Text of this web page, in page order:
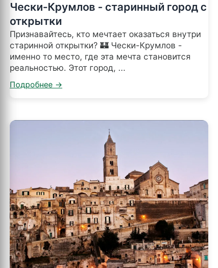
Чески-Крумлов - старинный город с
открытки
Признавайтесь, кто мечтает оказаться внутри
старинной открытки? 🏰 Чески-Крумлов -
именно то место, где эта мечта становится
реальностью. Этот город, ...